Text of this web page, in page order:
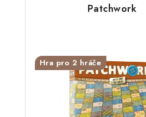
Patchwork
Hra pro 2 hráče